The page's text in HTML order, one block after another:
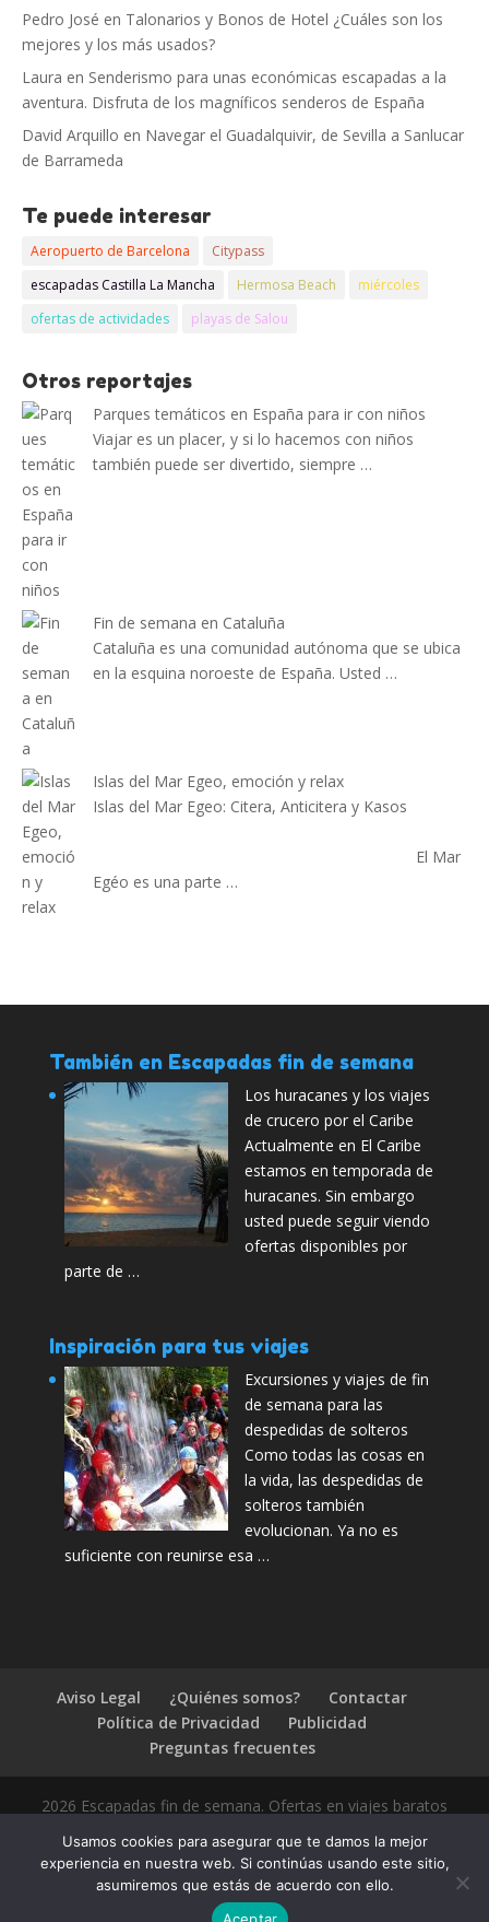
Pedro José en Talonarios y Bonos de Hotel ¿Cuáles son los
mejores y los más usados?
Laura en Senderismo para unas económicas escapadas a la
aventura. Disfruta de los magníficos senderos de España
David Arquillo en Navegar el Guadalquivir, de Sevilla a Sanlucar
de Barrameda
Te puede interesar
Aeropuerto de Barcelona
Citypass
escapadas Castilla La Mancha
Hermosa Beach
miércoles
ofertas de actividades
playas de Salou
Otros reportajes
Parques temáticos en España para ir con niños
Viajar es un placer, y si lo hacemos con niños
también puede ser divertido, siempre …
Fin de semana en Cataluña
Cataluña es una comunidad autónoma que se ubica
en la esquina noroeste de España. Usted …
Islas del Mar Egeo, emoción y relax
Islas del Mar Egeo: Citera, Anticitera y Kasos
El Mar
Egéo es una parte …
También en Escapadas fin de semana
Los huracanes y los viajes
de crucero por el Caribe
Actualmente en El Caribe
estamos en temporada de
huracanes. Sin embargo
usted puede seguir viendo
ofertas disponibles por
parte de …
Inspiración para tus viajes
Excursiones y viajes de fin
de semana para las
despedidas de solteros
Como todas las cosas en
la vida, las despedidas de
solteros también
evolucionan. Ya no es
suficiente con reunirse esa …
Aviso Legal ¿Quiénes somos?
Contactar
Política de Privacidad
Publicidad
Preguntas frecuentes
2026 Escapadas fin de semana. Ofertas en viajes baratos
Usamos cookies para asegurar que te damos la mejor
experiencia en nuestra web. Si continúas usando este sitio,
asumiremos que estás de acuerdo con ello.
Aceptar